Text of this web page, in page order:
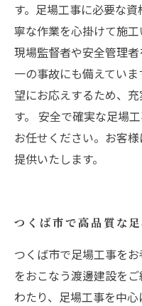
す。足場工事に必要な
寧な作業を心掛けて施
現場監督者や安全管理
一の事故にも備えてい
望にお応えするため、
す。 安全で確実な足場
お任せください。お客
提供いたします。
つくば市で高品質な
つくば市で足場工事を
をおこなう渡邊建設を
わたり、足場工事を中